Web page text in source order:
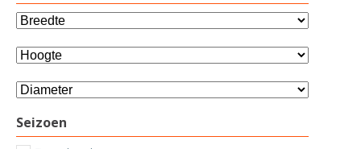
Seizoen